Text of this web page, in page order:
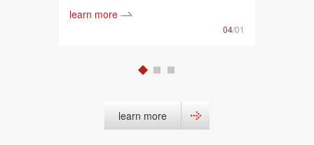
learn more
04/01
learn more